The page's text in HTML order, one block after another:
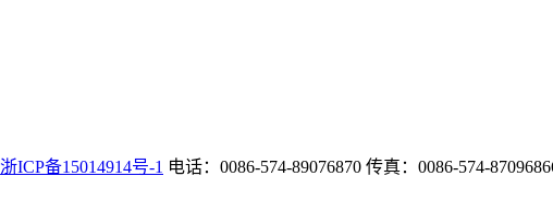
浙ICP备15014914号-1 电话：0086-574-89076870 传真：0086-574-